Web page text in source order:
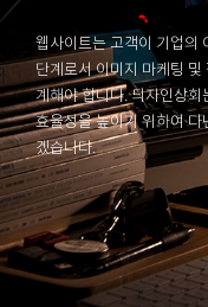
웹사이트는 고객이 기업의
단계로서 이미지 마케팅
계해야 합니다. 듸자인상
효율성을 높이기 위하여
겠습니다.